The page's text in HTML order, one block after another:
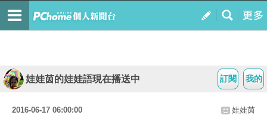
我的
訂閱
娃娃茵的娃娃語現在播送中
2016-06-17 06:00:00 娃娃茵